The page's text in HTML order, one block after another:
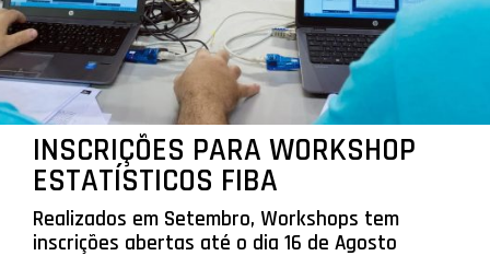
INSCRIÇÕES PARA WORKSHOP
ESTATÍSTICOS FIBA
Realizados em Setembro, Workshops tem
inscrições abertas até o dia 16 de Agosto